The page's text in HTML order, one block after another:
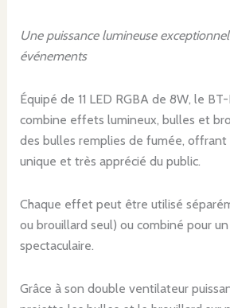
Une puissance lumineuse
événements
Équipé de 11 LED RGBA de 8W, le
combine effets lumineux, bulles et
des bulles remplies de fumée, offrant
unique et très apprécié du public.
Chaque effet peut être utilisé
ou brouillard seul) ou combiné pour
spectaculaire.
Grâce à son double ventilateur